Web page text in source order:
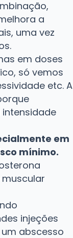
a
uma vez
em doses
só vemos
etc. A
em
mínimo.
injeções
abscesso